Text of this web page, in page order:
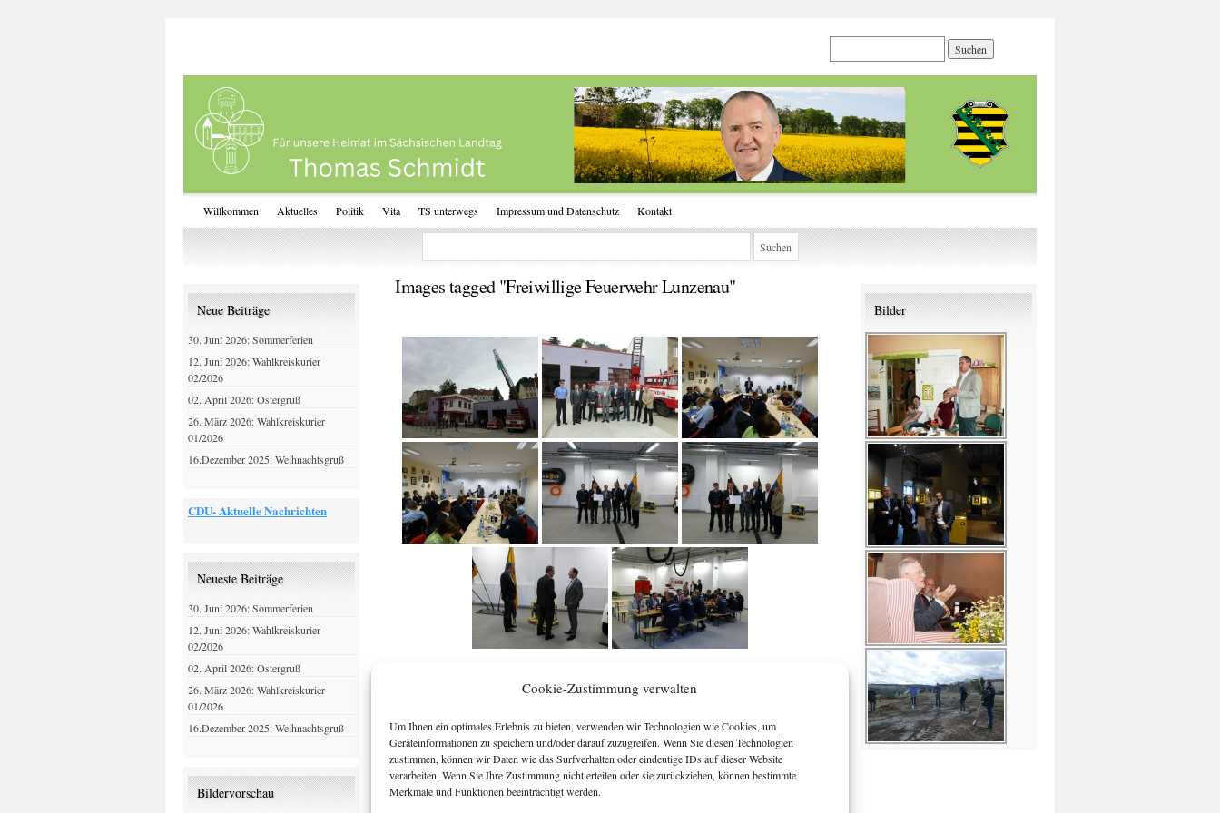
Cookie-Zustimmung verwalten
Um Ihnen ein optimales Erlebnis zu bieten, verwenden wir Technologien wie Cookies, um
Geräteinformationen zu speichern und/oder darauf zuzugreifen. Wenn Sie diesen Technologien
zustimmen, können wir Daten wie das Surfverhalten oder eindeutige IDs auf dieser Website
verarbeiten. Wenn Sie Ihre Zustimmung nicht erteilen oder sie zurückziehen, können bestimmte
Merkmale und Funktionen beeinträchtigt werden.
Willkommen Aktuelles Politik Vita TS unterwegs Impressum und Datenschutz Kontakt
Images tagged "Freiwillige Feuerwehr Lunzenau"
[ZEIGE EINE SLIDESHOW]
Neue Beiträge
30. Juni 2026: Sommerferien
12. Juni 2026: Wahlkreiskurier
02/2026
02. April 2026: Ostergruß
26. März 2026: Wahlkreiskurier
01/2026
16.Dezember 2025: Weihnachtsgruß
CDU- Aktuelle Nachrichten
Neueste Beiträge
30. Juni 2026: Sommerferien
12. Juni 2026: Wahlkreiskurier
02/2026
02. April 2026: Ostergruß
26. März 2026: Wahlkreiskurier
01/2026
16.Dezember 2025: Weihnachtsgruß
Bildervorschau
Bilder